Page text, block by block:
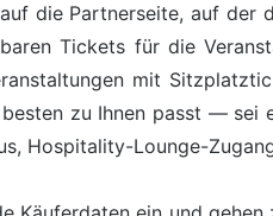
die Partnerseite, auf der
Tickets für die
mit
zu Ihnen passt —
Hospitality-Lounge-